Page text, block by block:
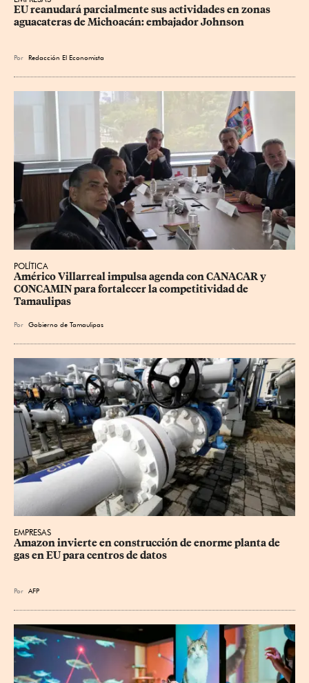
EU reanudará parcialmente sus actividades en zonas
aguacateras de Michoacán: embajador Johnson
Por Redacción El Economista
POLÍTICA
Américo Villarreal impulsa agenda con CANACAR y
CONCAMIN para fortalecer la competitividad de
Tamaulipas
Por Gobierno de Tamaulipas
EMPRESAS
Amazon invierte en construcción de enorme planta de
gas en EU para centros de datos
Por AFP